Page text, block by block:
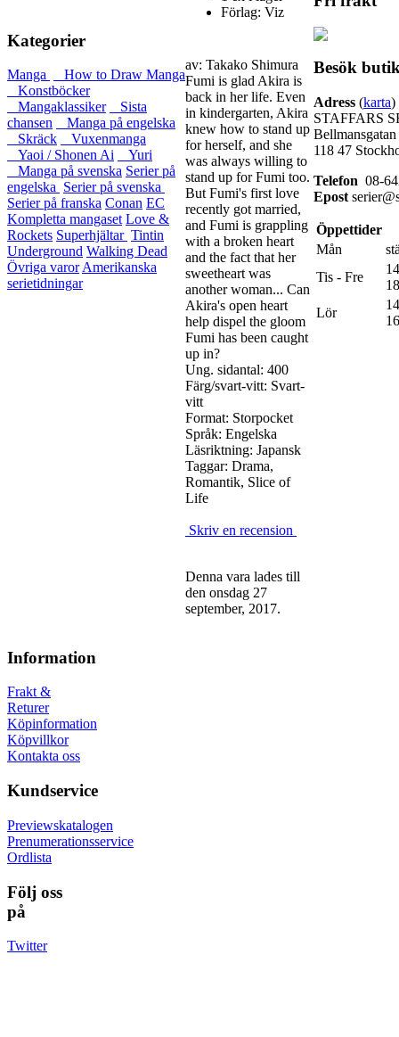
Kategorier
Manga
How to Draw Manga
Konstböcker
Mangaklassiker
Sista
chansen
Manga på engelska
Skräck
Vuxenmanga
Yaoi / Shonen Ai
Yuri
Manga på svenska Serier på
engelska Serier på svenska
Serier på franska Conan EC
Kompletta mangaset Love &
Rockets Superhjältar Tintin
Underground Walking Dead
Övriga varorAmerikanska
serietidningar
Förlag: Viz
av: Takako Shimura
Fumi is glad Akira is
back in her life. Even
in kindergarten, Akira
knew how to stand up
for herself, and she
was always willing to
stand up for Fumi too.
But Fumi's first love
recently got married,
and Fumi is grappling
with a broken heart
and the fact that her
sweetheart was
another woman... Can
Akira's open heart
help dispel the gloom
Fumi has been caught
up in?
Ung. sidantal: 400
Färg/svart-vitt: Svart-
vitt
Format: Storpocket
Språk: Engelska
Läsriktning: Japansk
Taggar: Drama,
Romantik, Slice of
Life
Skriv en recension
Denna vara lades till
den onsdag 27
september, 2017.
Besök
Adress (karta)
STAFFARS
Bellmansgatan
118 47
Telefon 08-
Epost
Öppettider
Mån
Tis - Fre
Lör
Information
Frakt &
Returer
Köpinformation
Köpvillkor
Kontakta oss
Kundservice
Previewskatalogen
Prenumerationsservice
Ordlista
Följ oss
på
Twitter